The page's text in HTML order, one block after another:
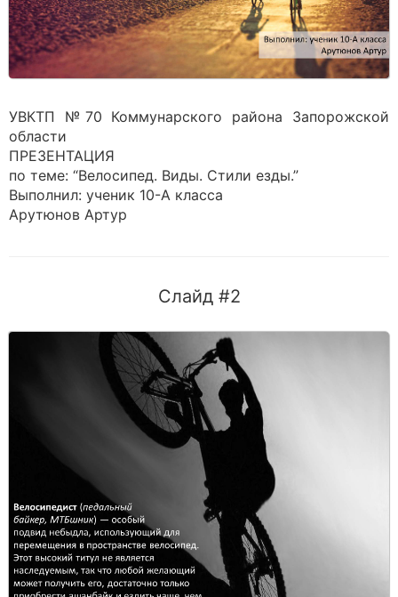
УВКТП №70 Коммунарского района Запорожской
области
ПРЕЗЕНТАЦИЯ
по теме: “Велосипед. Виды. Стили езды.”
Выполнил: ученик 10-А класса
Арутюнов Артур
Слайд #2